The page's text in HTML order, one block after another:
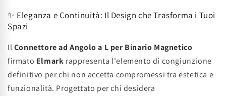
✨ Eleganza e Continuità: Il Design che Trasforma i Tuoi
Spazi
IlConnettore ad Angolo a L per Binario Magnetico
firmato Elmark rappresenta l'elemento di congiunzione
definitivo per chi non accetta compromessi tra estetica e
funzionalità. Progettato per chi desidera